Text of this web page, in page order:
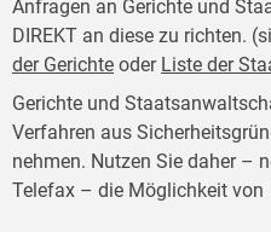
Anfragen an Gerichte und
DIREKT an diese zu richten.
der Gerichte oder Liste der
Gerichte und
Verfahren aus
nehmen. Nutzen Sie daher –
Telefax – die Möglichkeit von